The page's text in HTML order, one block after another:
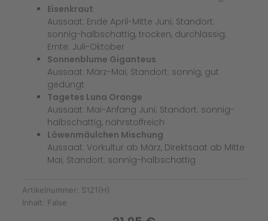
Eisenkraut
Aussaat: Ende April-Mitte Juni; Standort:
sonnig-halbschattig, trocken, durchlässig;
Ernte: Juli-Oktober
Sonnenblume Giganteus
Aussaat: März-Mai; Standort: sonnig, gut
gedüngt
Tagetes Luna Orange
Aussaat: Mai-Anfang Juni; Standort: sonnig-
halbschattig, nährstoffreich
Löwenmäulchen Mischung
Aussaat: Vorkultur ab März, Direktsaat ab Mitte
Mai; Standort: sonnig-halbschattig
Artikelnummer: S121(H)
Inhalt: False